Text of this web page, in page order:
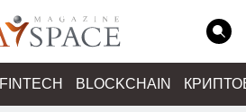
FINTECH BLOCKCHAIN